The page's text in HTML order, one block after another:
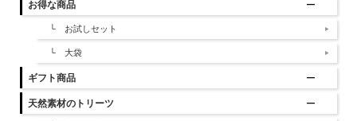
お得な商品
└ お試しセット
└ 大袋
ギフト商品
天然素材のトリーツ